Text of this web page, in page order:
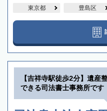
東京都 豊島区
【吉祥寺駅徒歩2分】遺産
できる司法書士事務所です